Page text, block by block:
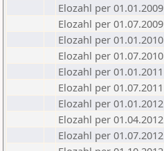
Elozahl per 01.01.2009
Elozahl per 01.07.2009
Elozahl per 01.01.2010
Elozahl per 01.07.2010
Elozahl per 01.01.2011
Elozahl per 01.07.2011
Elozahl per 01.01.2012
Elozahl per 01.04.2012
Elozahl per 01.07.2012